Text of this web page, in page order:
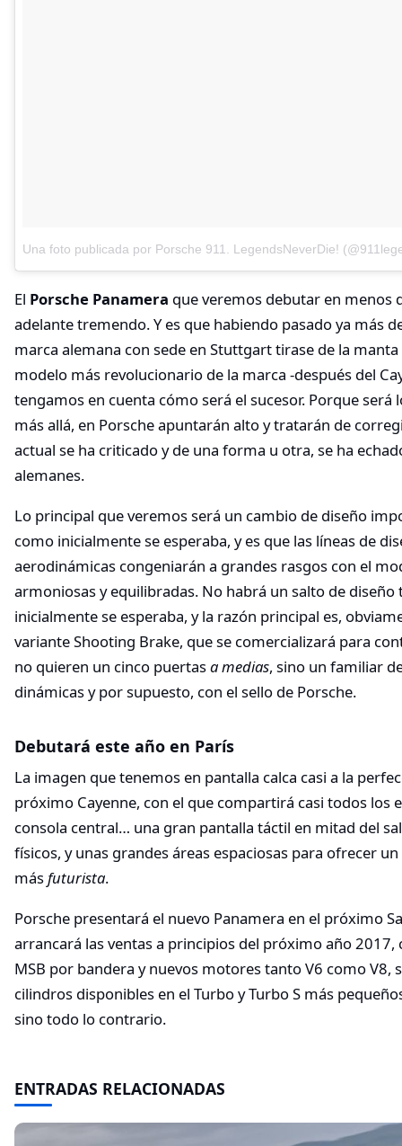
Una foto publicada por Porsche 911. LegendsNeverDie!
El Porsche Panamera que veremos debutar en menos
adelante tremendo. Y es que habiendo pasado ya más
marca alemana con sede en Stuttgart tirase de la
modelo más revolucionario de la marca -después del
tengamos en cuenta cómo será el sucesor. Porque será
más allá, en Porsche apuntarán alto y tratarán de
actual se ha criticado y de una forma u otra, se ha
alemanes.
Lo principal que veremos será un cambio de diseño
como inicialmente se esperaba, y es que las líneas de
aerodinámicas congeniarán a grandes rasgos con el
armoniosas y equilibradas. No habrá un salto de
inicialmente se esperaba, y la razón principal es,
variante Shooting Brake, que se comercializará para
no quieren un cinco puertasa medias, sino un familiar
dinámicas y por supuesto, con el sello de Porsche.
Debutará este año en París
La imagen que tenemos en pantalla calca casi a la
próximo Cayenne, con el que compartirá casi todos los
consola central… una gran pantalla táctil en mitad del
físicos, y unas grandes áreas espaciosas para ofrecer
másfuturista.
Porsche presentará el nuevo Panamera en el próximo
arrancará las ventas a principios del próximo año
MSB por bandera y nuevos motores tanto V6 como V8,
cilindros disponibles en el Turbo y Turbo S más
sino todo lo contrario.
ENTRADAS RELACIONADAS